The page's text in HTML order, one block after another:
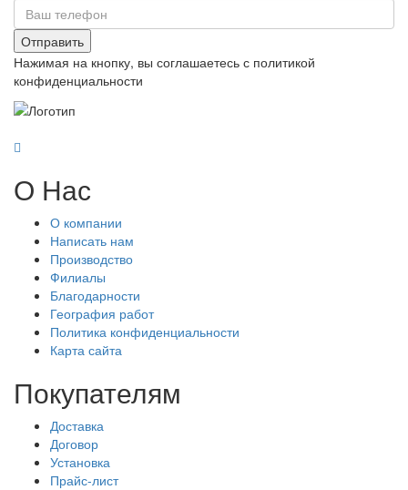
Отправить
Нажимая на кнопку, вы соглашаетесь с политикой
конфиденциальности
О Нас
О компании
Написать нам
Производство
Филиалы
Благодарности
География работ
Политика конфиденциальности
Карта сайта
Покупателям
Доставка
Договор
Установка
Прайс-лист